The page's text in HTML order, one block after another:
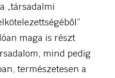
„társadalmi
maga is részt
mind pedig
természetesen a